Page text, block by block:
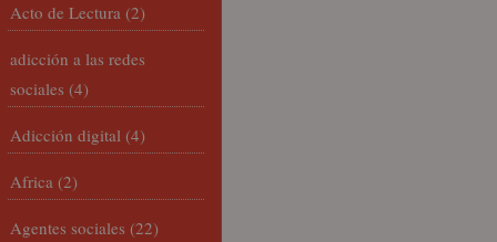
Acto de Lectura (2)
adicción a las redes
sociales (4)
Adicción digital (4)
Africa (2)
Agentes sociales (22)